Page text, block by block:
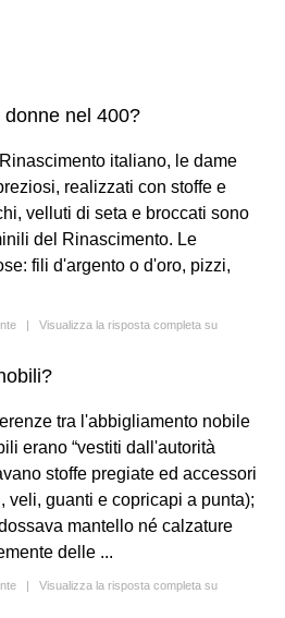
nel 400?
italiano, le dame
realizzati con stoffe e
velluti di seta e broccati sono
del Rinascimento. Le
fili d'argento o d'oro, pizzi,
| Visualizza la risposta completa su
tra l'abbigliamento nobile
erano “vestiti dall'autorità
stoffe pregiate ed accessori
veli, guanti e copricapi a punta);
mantello né calzature
delle ...
| Visualizza la risposta completa su